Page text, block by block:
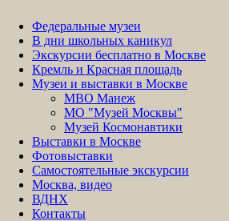
Федеральные музеи
В дни школьных каникул
Экскурсии бесплатно в Москве
Кремль и Красная площадь
Музеи и выставки в Москве
МВО Манеж
МО "Музей Москвы"
Музей Космонавтики
Выставки в Москве
Фотовыставки
Самостоятельные экскурсии
Москва, видео
ВДНХ
Контакты